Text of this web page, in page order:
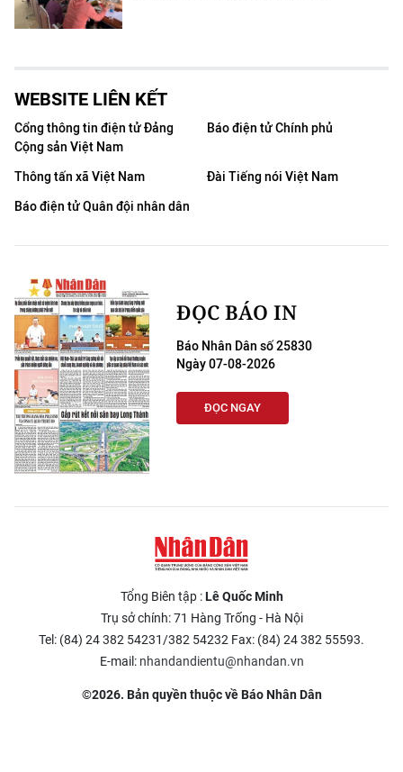
WEBSITE LIÊN KẾT
Cổng thông tin điện tử Đảng
Cộng sản Việt Nam
Báo điện tử Chính phủ
Thông tấn xã Việt Nam
Đài Tiếng nói Việt Nam
Báo điện tử Quân đội nhân dân
ĐỌC BÁO IN
Báo Nhân Dân số 25830
Ngày 07-08-2026
ĐỌC NGAY
Tổng Biên tập :Lê Quốc Minh
Trụ sở chính: 71 Hàng Trống - Hà Nội
Tel: (84) 24 382 54231/382 54232 Fax: (84) 24 382 55593.
E-mail: nhandandientu@nhandan.vn
©2026. Bản quyền thuộc về Báo Nhân Dân